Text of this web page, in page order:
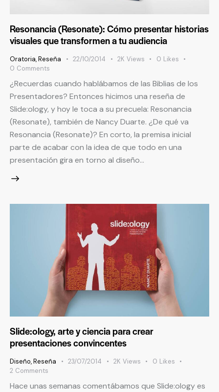
Resonancia (Resonate): Cómo presentar historias
visuales que transformen a tu audiencia
Oratoria,Reseña 22/10/2014 2K Views 0 Likes
0 Comments
¿Recuerdas cuando hablábamos de las Biblias de los
Presentadores? Entonces hicimos una reseña de
Slide:ology, y hoy le toca a su precuela: Resonancia
(Resonate), también de Nancy Duarte. ¿De qué va
Resonancia (Resonate)? En corto, la premisa inicial
parte de acabar con la idea de que todo en una
presentación gira en torno al diseño…
Slide:ology, arte y ciencia para crear
presentaciones convincentes
Diseño,Reseña 23/07/2014 2K Views 0 Likes
2 Comments
Hace unas semanas comentábamos que Slide:ology es